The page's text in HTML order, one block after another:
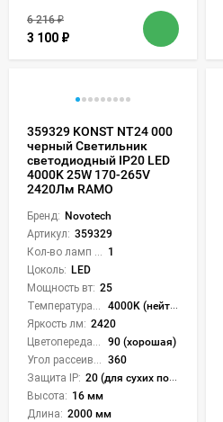
6 216₽
3 100 ₽
359329 KONST NT24 000
черный Светильник
светодиодный IP20 LED
4000K 25W 170-265V
2420Лм RAMO
Бренд: Novotech
Артикул: 359329
1
Цоколь: LED
Мощность вт: 25
4000K (нейтральный)
Яркость лм: 2420
90 (хорошая)
360
Защита IP: 20 (для сухих пом.)
Высота: 16 мм
Длина: 2000 мм